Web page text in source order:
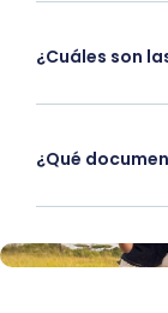
¿Cuáles son
¿Qué